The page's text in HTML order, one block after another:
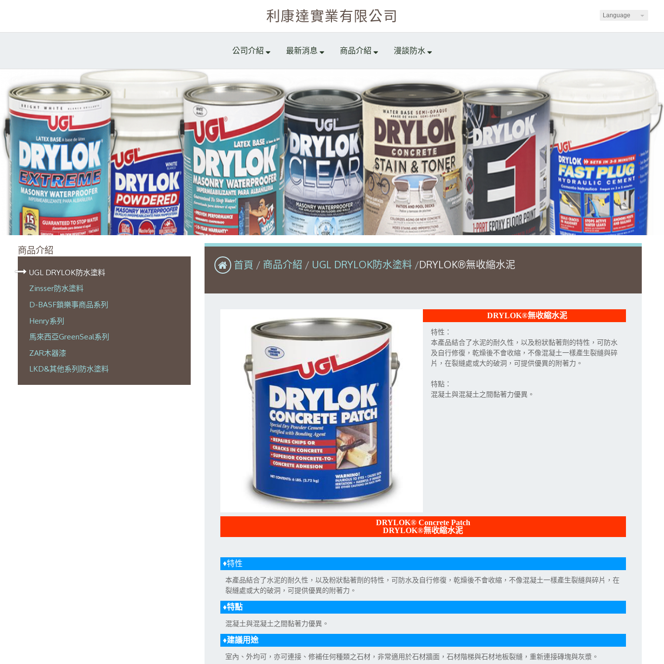
Language
利康達實業有限公司
公司介紹 最新消息 商品介紹 漫談防水
商品介紹
UGL DRYLOK防水塗料
Zinsser防水塗料
D-BASF鎖樂事商品系列
Henry系列
馬來西亞GreenSeal系列
ZAR木器漆
LKD&其他系列防水塗料
首頁 商品介紹 UGL DRYLOK防水塗料 DRYLOK®無收縮水泥
DRYLOK®無收縮水泥
特性：
本產品結合了水泥的耐久性，以及粉狀黏著劑的特性，可防水
及自行修復，乾燥後不會收縮，不像混凝土一樣產生裂縫與碎
片，在裂縫處或大的破洞，可提供優異的附著力。
特點：
混凝土與混凝土之間黏著力優異。
DRYLOK® Concrete Patch
DRYLOK®無收縮水泥
♦特性
本產品結合了水泥的耐久性，以及粉狀黏著劑的特性，可防水及自行修復，乾燥後不會收縮，不像混凝土一樣產生裂縫與碎片，在
裂縫處或大的破洞，可提供優異的附著力。
♦特點
混凝土與混凝土之間黏著力優異。
♦建議用途
室內、外均可，亦可連接、修補任何種類之石材，非常適用於石材牆面，石材階梯與石材地板裂縫，重新連接磚塊與灰漿。